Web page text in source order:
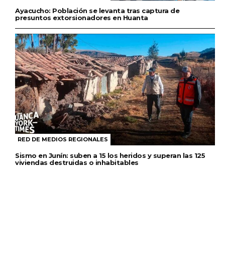
Ayacucho: Población se levanta tras captura de
presuntos extorsionadores en Huanta
RED DE MEDIOS REGIONALES
Sismo en Junín: suben a 15 los heridos y superan las 125
viviendas destruidas o inhabitables